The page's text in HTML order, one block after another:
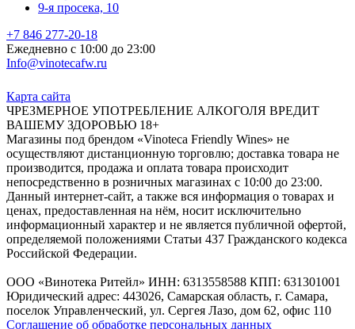
9-я просека, 10
+7 846 277-20-18
Ежедневно с 10:00 до 23:00
Info@vinotecafw.ru
Карта сайта
ЧРЕЗМЕРНОЕ УПОТРЕБЛЕНИЕ АЛКОГОЛЯ ВРЕДИТ
ВАШЕМУ ЗДОРОВЬЮ 18+
Магазины под брендом «Vinoteca Friendly Wines» не
осуществляют дистанционную торговлю; доставка товара не
производится, продажа и оплата товара происходит
непосредственно в розничных магазинах с 10:00 до 23:00.
Данный интернет-сайт, а также вся информация о товарах и
ценах, предоставленная на нём, носит исключительно
информационный характер и не является публичной офертой,
определяемой положениями Статьи 437 Гражданского кодекса
Российской Федерации.
ООО «Винотека Ритейл» ИНН: 6313558588 КПП: 631301001
Юридический адрес: 443026, Самарская область, г. Самара,
поселок Управленческий, ул. Сергея Лазо, дом 62, офис 110
Соглашение об обработке персональных данных